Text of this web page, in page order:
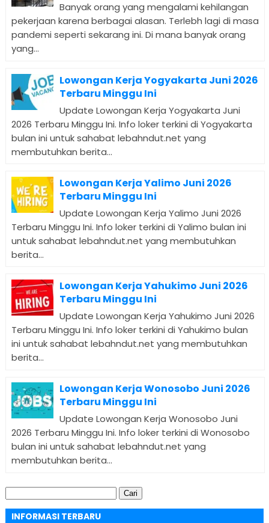
Banyak orang yang mengalami kehilangan
pekerjaan karena berbagai alasan. Terlebh lagi di masa
pandemi seperti sekarang ini. Di mana banyak orang
yang...
Lowongan Kerja Yogyakarta Juni 2026
Terbaru Minggu Ini
Update Lowongan Kerja Yogyakarta Juni
2026 Terbaru Minggu Ini. Info loker terkini di Yogyakarta
bulan ini untuk sahabat lebahndut.net yang
membutuhkan berita...
Lowongan Kerja Yalimo Juni 2026
Terbaru Minggu Ini
Update Lowongan Kerja Yalimo Juni 2026
Terbaru Minggu Ini. Info loker terkini di Yalimo bulan ini
untuk sahabat lebahndut.net yang membutuhkan
berita...
Lowongan Kerja Yahukimo Juni 2026
Terbaru Minggu Ini
Update Lowongan Kerja Yahukimo Juni 2026
Terbaru Minggu Ini. Info loker terkini di Yahukimo bulan
ini untuk sahabat lebahndut.net yang membutuhkan
berita...
Lowongan Kerja Wonosobo Juni 2026
Terbaru Minggu Ini
Update Lowongan Kerja Wonosobo Juni
2026 Terbaru Minggu Ini. Info loker terkini di Wonosobo
bulan ini untuk sahabat lebahndut.net yang
membutuhkan berita...
Cari
untuk:
INFORMASI TERBARU